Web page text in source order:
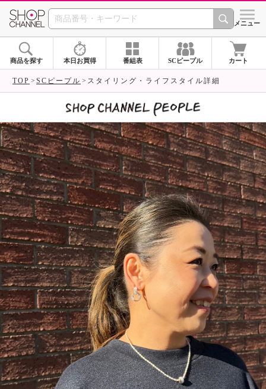
SHOP CHANNEL シメニュー
商品を探す 本日お買得 番組表 SCピープル カート
TOP SCピープル スタイリング・ライフスタイル詳細